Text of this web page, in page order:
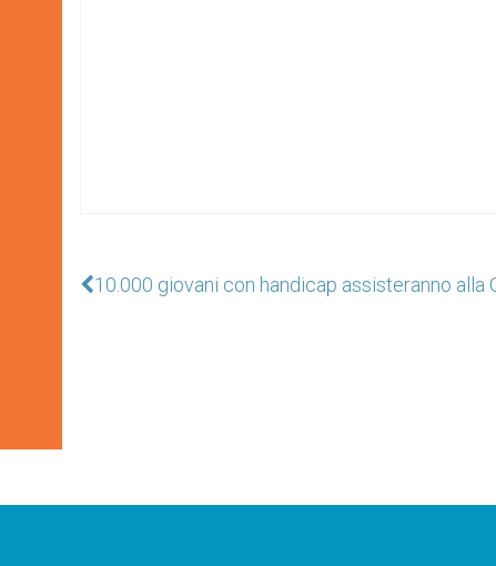
10.000 giovani con handicap assisteranno alla